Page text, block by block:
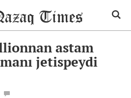
astam
jetispeydi